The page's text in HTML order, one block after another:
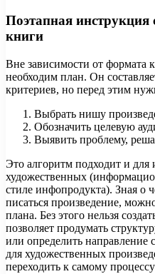
Поэтапная инструкция
книги
Вне зависимости от формата
необходим план. Он
критериев, но перед этим
Выбрать нишу
Обозначить целевую
Выявить проблему,
Это алгоритм подходит и
художественных
стиле инфопродукта). Зная о
писаться произведение,
плана. Без этого нельзя
позволяет продумать
или определить направление
для художественных
переходить к самому